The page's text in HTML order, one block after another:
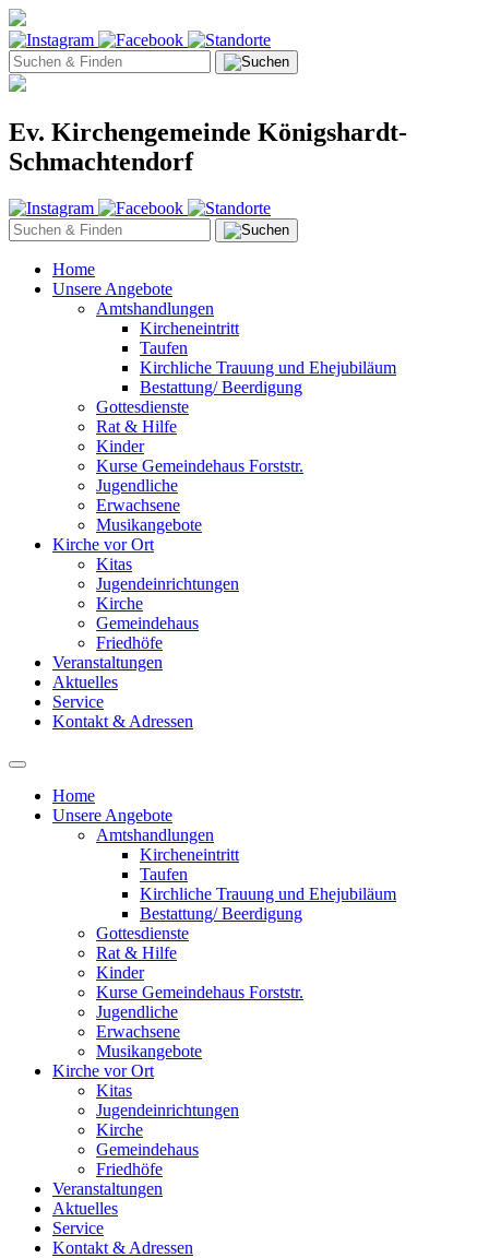
Ev. Kirchengemeinde Königshardt-
Schmachtendorf
Home
Unsere Angebote
Amtshandlungen
Kircheneintritt
Taufen
Kirchliche Trauung und Ehejubiläum
Bestattung/ Beerdigung
Gottesdienste
Rat & Hilfe
Kinder
Kurse Gemeindehaus Forststr.
Jugendliche
Erwachsene
Musikangebote
Kirche vor Ort
Kitas
Jugendeinrichtungen
Kirche
Gemeindehaus
Friedhöfe
Veranstaltungen
Aktuelles
Service
Kontakt & Adressen
Home
Unsere Angebote
Amtshandlungen
Kircheneintritt
Taufen
Kirchliche Trauung und Ehejubiläum
Bestattung/ Beerdigung
Gottesdienste
Rat & Hilfe
Kinder
Kurse Gemeindehaus Forststr.
Jugendliche
Erwachsene
Musikangebote
Kirche vor Ort
Kitas
Jugendeinrichtungen
Kirche
Gemeindehaus
Friedhöfe
Veranstaltungen
Aktuelles
Service
Kontakt & Adressen